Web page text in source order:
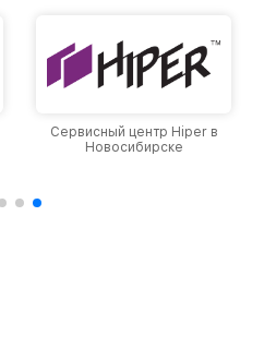
Сервисный центр Hiper в
Новосибирске